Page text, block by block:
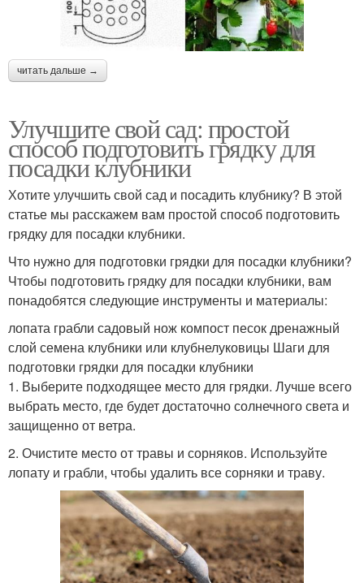
читать дальше →
Улучшите свой сад: простой
способ подготовить грядку для
посадки клубники
Хотите улучшить свой сад и посадить клубнику? В этой
статье мы расскажем вам простой способ подготовить
грядку для посадки клубники.
Что нужно для подготовки грядки для посадки клубники?
Чтобы подготовить грядку для посадки клубники, вам
понадобятся следующие инструменты и материалы:
лопата грабли садовый нож компост песок дренажный
слой семена клубники или клубнелуковицы Шаги для
подготовки грядки для посадки клубники
1. Выберите подходящее место для грядки. Лучше всего
выбрать место, где будет достаточно солнечного света и
защищенно от ветра.
2. Очистите место от травы и сорняков. Используйте
лопату и грабли, чтобы удалить все сорняки и траву.